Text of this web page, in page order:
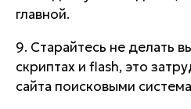
главной.
9. Старайтесь не делать
скриптах и flash, это
сайта поисковыми